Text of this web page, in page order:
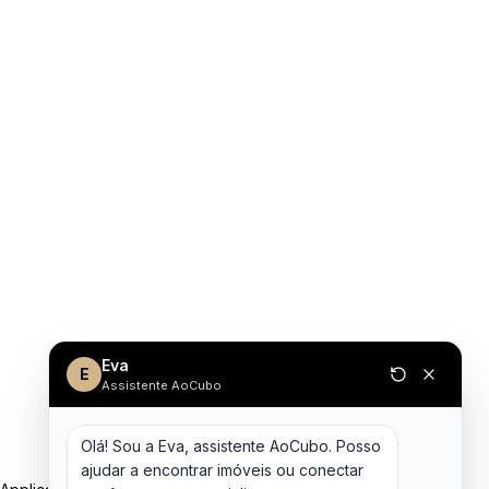
E Eva
Assistente AoCubo
Olá! Sou a Eva, assistente AoCubo. Posso
ajudar a encontrar imóveis ou conectar